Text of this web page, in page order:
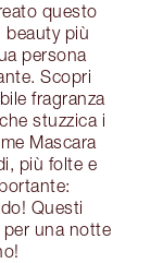
questo
beauty più
persona
Scopri
fragranza
stuzzica i
Mascara
più folte e
Questi
una notte